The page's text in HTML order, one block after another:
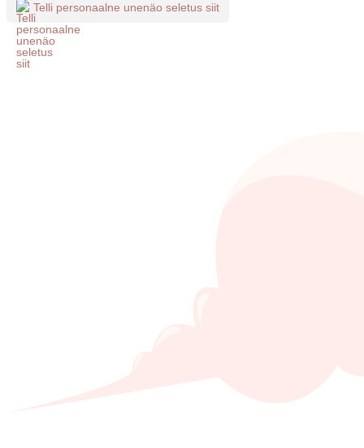
Telli personaalne unenäo seletus siit